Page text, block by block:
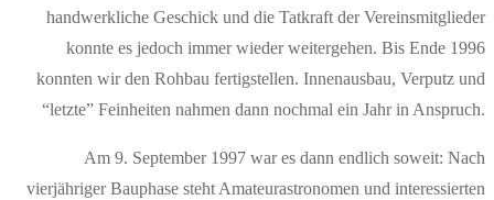
handwerkliche Geschick und die Tatkraft der Vereinsmitglieder
konnte es jedoch immer wieder weitergehen. Bis Ende 1996
konnten wir den Rohbau fertigstellen. Innenausbau, Verputz und
“letzte” Feinheiten nahmen dann nochmal ein Jahr in Anspruch.
Am 9. September 1997 war es dann endlich soweit: Nach
vierjähriger Bauphase steht Amateurastronomen und interessierten